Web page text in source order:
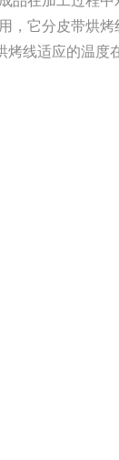
，它分皮带烘
线适应的温度